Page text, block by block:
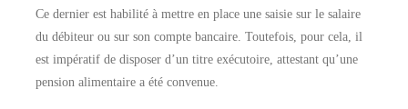
Ce dernier est habilité à mettre en place une saisie sur le salaire
du débiteur ou sur son compte bancaire. Toutefois, pour cela, il
est impératif de disposer d’un titre exécutoire, attestant qu’une
pension alimentaire a été convenue.